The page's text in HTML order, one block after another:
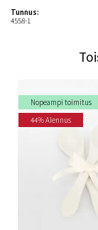
Tunnus:
4558-1
Nopeampi toimitus
44% Alennus